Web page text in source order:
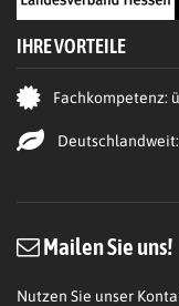
IHRE VORTEILE
Fachkompetenz:
Mailen Sie uns!
Nutzen Sie unser